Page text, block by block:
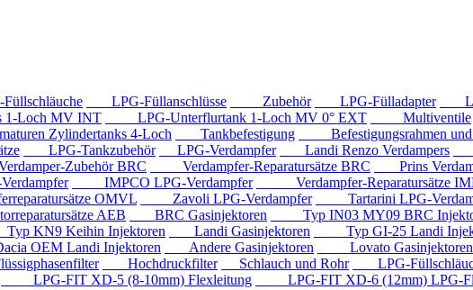
LPG-Füllanschlüsse Zubehör LPG-Fülladapter
Loch MV INT LPG-Unterflurtank 1-Loch MV 0° EXT Multiventile
Zylindertanks 4-Loch Tankbefestigung Befestigungsrahmen und
LPG-Tankzubehör LPG-Verdampfer Landi Renzo Verdampers
Zubehör BRC Verdampfer-Reparatursätze BRC Prins
IMPCO LPG-Verdampfer Verdampfer-Reparatursätze
OMVL Zavoli LPG-Verdampfer Tartarini LPG-
AEB BRC Gasinjektoren Typ IN03 MY09 BRC
KN9 Keihin Injektoren Landi Gasinjektoren Typ GI-25 Landi
OEM Landi Injektoren Andere Gasinjektoren Lovato Gasinjektoren
Hochdruckfilter Schlauch und Rohr LPG-
LPG-FIT XD-5 (8-10mm) Flexleitung LPG-FIT XD-6 (12mm) LPG-